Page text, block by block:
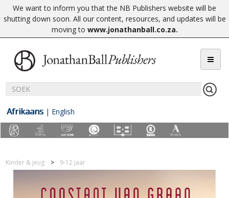
We want to inform you that the NB Publishers website will be
shutting down soon. All our content, resources, and updates will be
moving to www.jonathanball.co.za.
Afrikaans | English
Kinder & jeug 9-12 jaar